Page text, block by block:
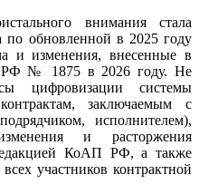
внимания стала
по обновленной в 2025 году
и изменения, внесенные в
РФ № 1875 в 2026 году. Не
цифровизации системы
заключаемым с
исполнителем),
и расторжения
КоАП РФ, а также
участников контрактной